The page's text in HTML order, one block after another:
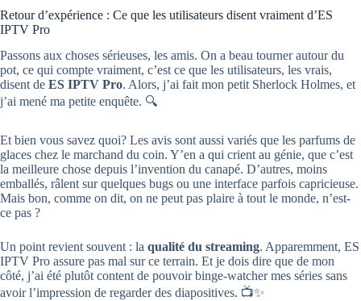
Retour d’expérience : Ce que les utilisateurs disent vraiment d’ES
IPTV Pro
Passons aux choses sérieuses, les amis. On a beau tourner autour du
pot, ce qui compte vraiment, c’est ce que les utilisateurs, les vrais,
disent de ES IPTV Pro. Alors, j’ai fait mon petit Sherlock Holmes, et
j’ai mené ma petite enquête. 🔍
Et bien vous savez quoi? Les avis sont aussi variés que les parfums de
glaces chez le marchand du coin. Y’en a qui crient au génie, que c’est
la meilleure chose depuis l’invention du canapé. D’autres, moins
emballés, râlent sur quelques bugs ou une interface parfois capricieuse.
Mais bon, comme on dit, on ne peut pas plaire à tout le monde, n’est-
ce pas ?
Un point revient souvent : la qualité du streaming. Apparemment, ES
IPTV Pro assure pas mal sur ce terrain. Et je dois dire que de mon
côté, j’ai été plutôt content de pouvoir binge-watcher mes séries sans
avoir l’impression de regarder des diapositives. 📺✨